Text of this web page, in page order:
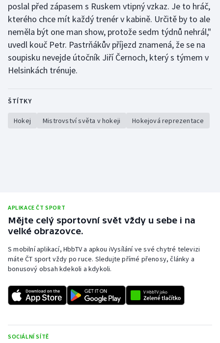
poslal před zápasem s Ruskem vtipný vzkaz. Je to hráč,
kterého chce mít každý trenér v kabině. Určitě by to ale
neměla být one man show, protože sedm týdnů nehrál,"
uvedl kouč Petr. Pastrňákův příjezd znamená, že se na
soupisku nevejde útočník Jiří Černoch, který s týmem v
Helsinkách trénuje.
ŠTÍTKY
Hokej Mistrovství světa v hokeji Hokejová reprezentace
APLIKACE ČT SPORT
Mějte celý sportovní svět vždy u sebe i na
velké obrazovce.
S mobilní aplikací, HbbTV a apkou iVysílání ve své chytré televizi
máte ČT sport vždy po ruce. Sledujte přímé přenosy, články a
bonusový obsah kdekoli a kdykoli.
SOCIÁLNÍ SÍTĚ